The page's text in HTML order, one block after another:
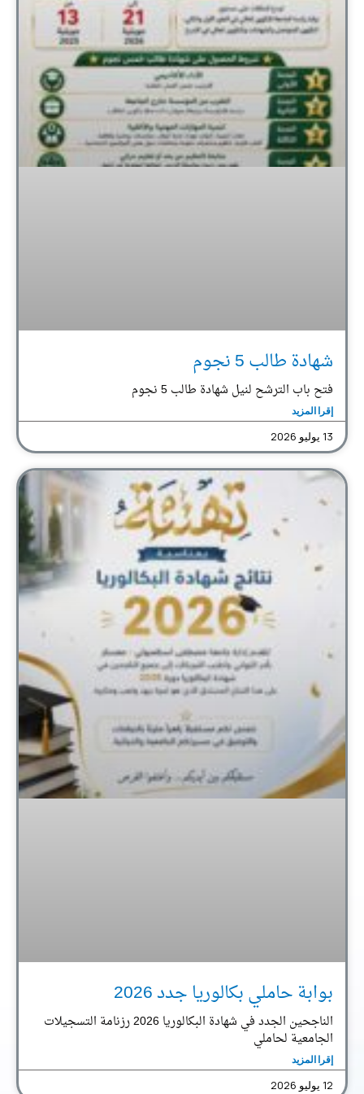
شهادة طالب 5 نجوم
فتح باب الترشح لنيل شهادة طالب 5 نجوم
إقرا المزيد
13 يوليو 2026
بوابة حاملي بكالوريا جدد 2026
الناجحين الجدد في شهادة البكالوريا 2026 رزنامة التسجيلات
الجامعية لحاملي
إقرا المزيد
12 يوليو 2026